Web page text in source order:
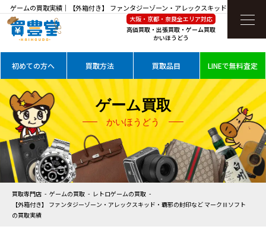
ゲームの買取実績｜【外箱付き】 ファンタジーゾーン・アレックスキッド・覇邪の封印
など マークⅢソフトを高価買取
大阪・京都・奈良全エリア対応
高価買取・出張買取・ゲーム買取
かいほうどう
初めての方へ 買取方法 買取品目 LINEで無料査定
ゲーム買取
かいほうどう
買取専門店 ゲームの買取
レトロゲームの買取
【外箱付き】 ファンタジーゾーン・アレックスキッド・覇邪の封印など マークⅢソフト
の買取実績